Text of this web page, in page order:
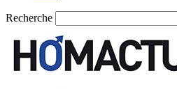
Recherche